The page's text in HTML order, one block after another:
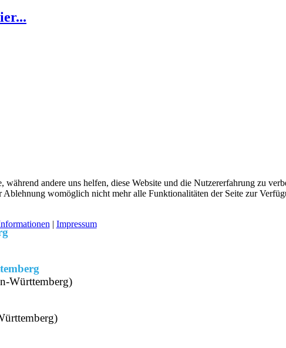
Württemberg)
andere uns helfen, diese Website und die Nutzererfahrung zu
womöglich nicht mehr alle Funktionalitäten der Seite zur
| Impressum